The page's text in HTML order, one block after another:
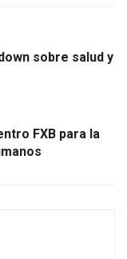
sobre salud y
FXB para la